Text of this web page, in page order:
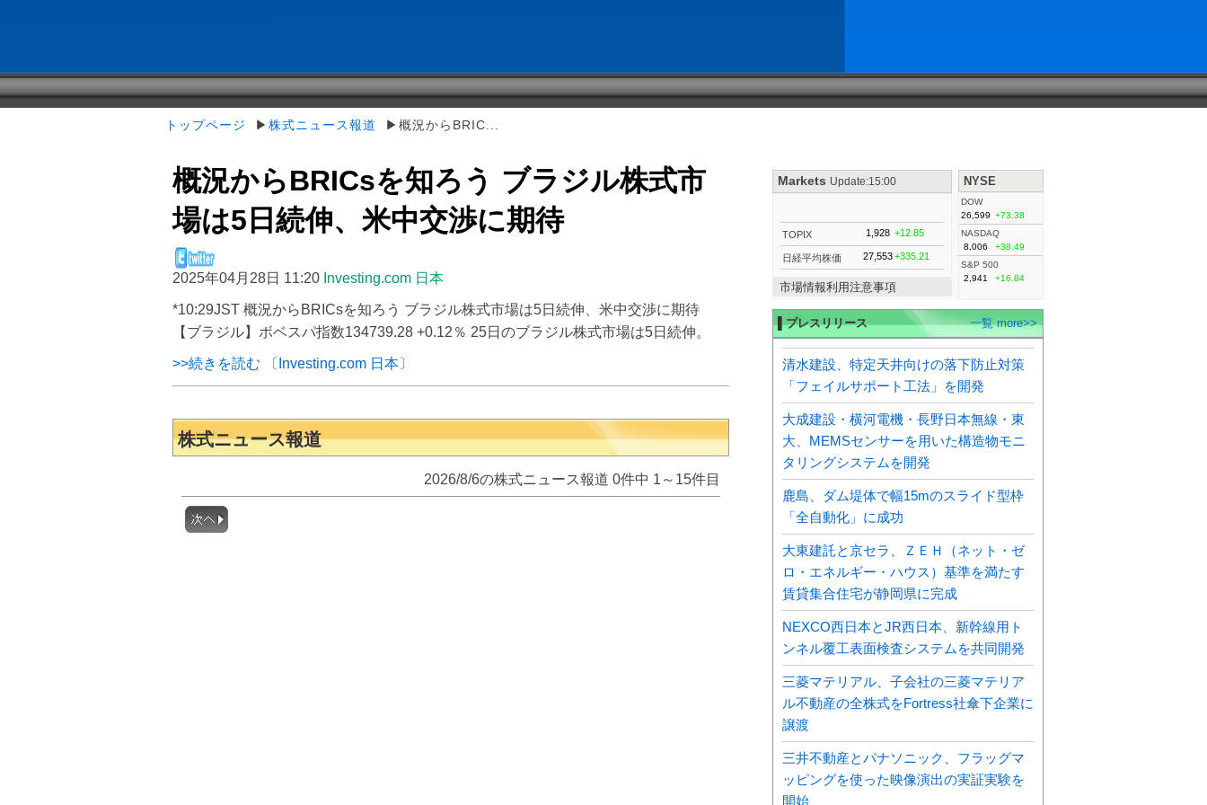
トップページ ▶ 株式ニュース報道 ▶概況からBRIC...
概況からBRICsを知ろう ブラジル株式市
場は5日続伸、米中交渉に期待
2025年04月28日 11:20 Investing.com 日本
*10:29JST 概況からBRICsを知ろう ブラジル株式市場は5日続伸、米中交渉に期待
【ブラジル】ボベスパ指数134739.28 +0.12％ 25日のブラジル株式市場は5日続伸。
>>続きを読む 〔Investing.com 日本〕
株式ニュース報道
2026/8/6の株式ニュース報道 0件中 1～15件目
Markets Update:15:00
TOPIX 1,928 +12.85
日経平均株価 27,553+335.21
市場情報利用注意事項
NYSE
DOW
26,599 +73.38
NASDAQ
8,006
+38.49
S&P 500
2,941
+16.84
▌プレスリリース 一覧 more>>
清水建設、特定天井向けの落下防止対策
「フェイルサポート工法」を開発
大成建設・横河電機・長野日本無線・東
大、MEMSセンサーを用いた構造物モニ
タリングシステムを開発
鹿島、ダム堤体で幅15mのスライド型枠
「全自動化」に成功
大東建託と京セラ、ＺＥＨ（ネット・ゼ
ロ・エネルギー・ハウス）基準を満たす
賃貸集合住宅が静岡県に完成
NEXCO西日本とJR西日本、新幹線用ト
ンネル覆工表面検査システムを共同開発
三菱マテリアル、子会社の三菱マテリア
ル不動産の全株式をFortress社傘下企業に
譲渡
三井不動産とパナソニック、フラッグマ
ッピングを使った映像演出の実証実験を
開始